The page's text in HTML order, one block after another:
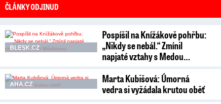
ČLÁNKY ODJINUD
BLESK.CZ
Pospíšil na Knížákově pohřbu:
„Nikdy se nebál.“ Zmínil
napjaté vztahy s Medou…
AHA.CZ
Marta Kubišová: Úmorná
vedra si vyžádala krutou oběť